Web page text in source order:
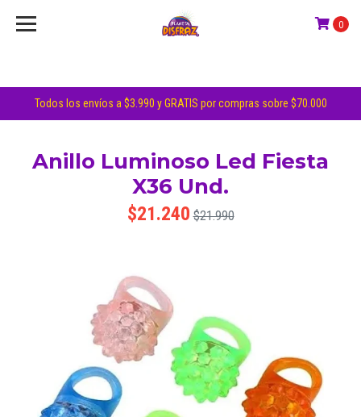
Todos los envíos a $3.990 y GRATIS por compras sobre $70.000
0
Anillo Luminoso Led Fiesta
X36 Und.
$21.240 $21.990